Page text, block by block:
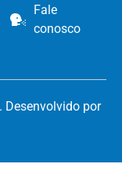
Fale
conosco
Desenvolvido por